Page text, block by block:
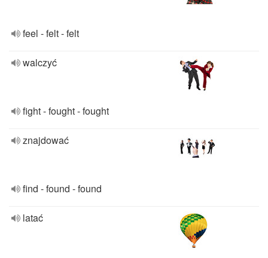
feel - felt - felt
walczyć
fight - fought - fought
znajdować
find - found - found
latać